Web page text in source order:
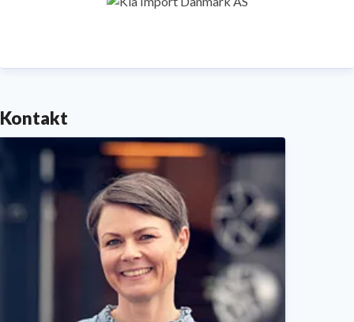
7 års garanti (op til 150.000 km – fri km i de første 3
placerer mærket i spidsen for elektrificeringen af den
danske bilpark. Mærket har et bredt modelprogram af
elektrificerede bilmodeller, hvilket naturligt medvirker
til, at Kia er et af de bedst sælgende elbil-mærker.
Kontakt